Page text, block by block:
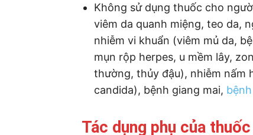
Không sử dụng thuốc cho
viêm da quanh miệng, teo da,
nhiễm vi khuẩn (viêm mủ da,
mụn rộp herpes, u mềm lây,
thường, thủy đậu), nhiễm nấm
candida), bệnh giang mai,
Tác dụng phụ của